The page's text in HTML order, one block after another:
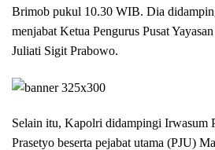
Brimob pukul 10.30 WIB. Dia
menjabat Ketua Pengurus Pusat
Juliati Sigit Prabowo.
Selain itu, Kapolri didampingi Irwasum
Prasetyo beserta pejabat utama (PJU)